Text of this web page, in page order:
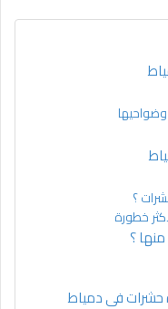
؟
خطورة
؟
فى دمياط